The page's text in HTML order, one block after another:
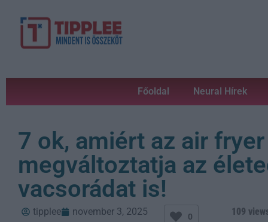
Főoldal Neural Hírek
7 ok, amiért az air fryer
megváltoztatja az
vacsorádat is!
tipplee november 3, 2025 0
109